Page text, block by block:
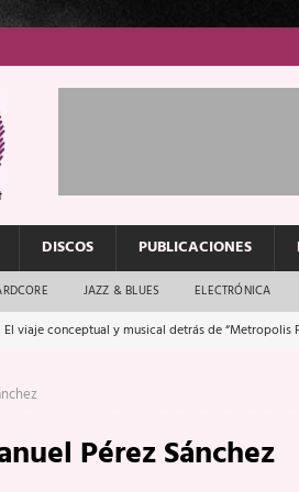
DISCOS PUBLICACIONES
JAZZ & BLUES ELECTRÓNICA
El viaje conceptual y musical detrás de “Metropolis
El rock urbano sigue en buenas manos
que van a escucharte te saludan
ENTREVISTAS
Pérez Sánchez